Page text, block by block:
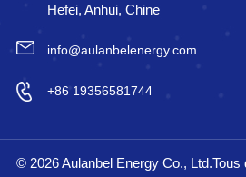
Hefei, Anhui, Chine
info@aulanbelenergy.com
+86 19356581744
© 2026 Aulanbel Energy Co., Ltd.Tous